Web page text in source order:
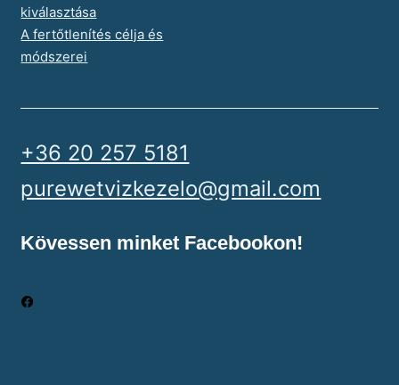
kiválasztása
A fertőtlenítés célja és
módszerei
+36 20 257 5181
purewetvizkezelo@gmail.com
Kövessen minket Facebookon!